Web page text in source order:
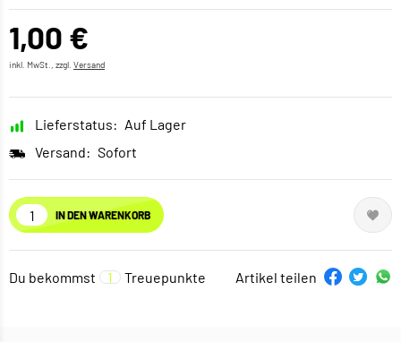
1,00 €
inkl. MwSt., zzgl. Versand
Lieferstatus: Auf Lager
Versand: Sofort
IN DEN WARENKORB
Du bekommst 1 Treuepunkte Artikel teilen